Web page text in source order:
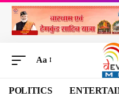
Aa
POLITICS